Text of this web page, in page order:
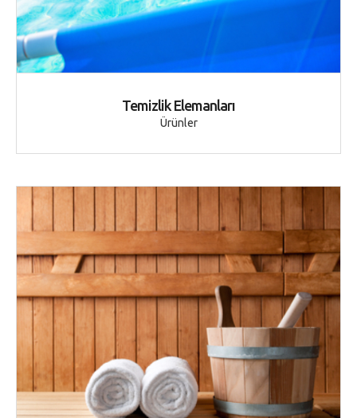
Temizlik Elemanları
Ürünler